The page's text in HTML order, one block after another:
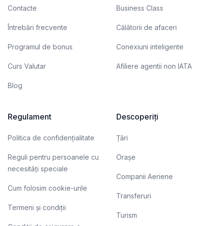
Contacte
Întrebări frecvente
Programul de bonus
Curs Valutar
Blog
Business Class
Călătorii de afaceri
Conexiuni inteligente
Afiliere agentii non IATA
Regulament
Politica de confidențialitate
Reguli pentru persoanele cu
necesități speciale
Cum folosim cookie-urile
Termeni și condiții
Descoperiți
Țări
Orașe
Companii Aeriene
Transferuri
Turism